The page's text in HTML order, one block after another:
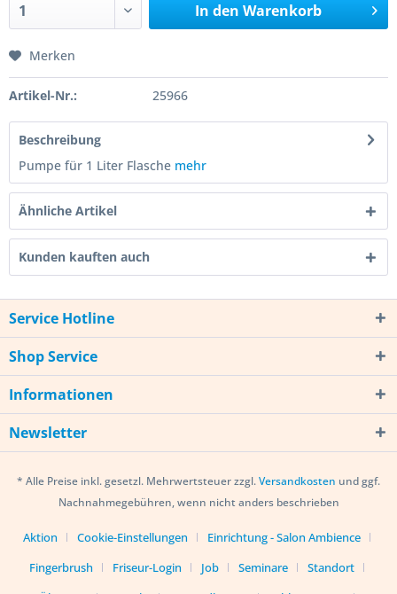
In den Warenkorb
Merken
Artikel-Nr.: 25966
Beschreibung
Pumpe für 1 Liter Flasche mehr
Ähnliche Artikel
Kunden kauften auch
Service Hotline
Shop Service
Informationen
Newsletter
* Alle Preise inkl. gesetzl. Mehrwertsteuer zzgl.Versandkosten und ggf.
Nachnahmegebühren, wenn nicht anders beschrieben
Aktion Cookie-Einstellungen
Einrichtung - Salon Ambience
Fingerbrush
Friseur-Login Job Seminare
Standort